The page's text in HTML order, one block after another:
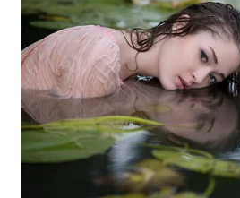
WN
BINTAN
WN
MANDALIKA
WN
LIKUPANG